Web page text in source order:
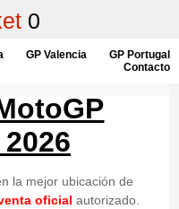
0
GP Valencia
GP Portugal
Contacto
la mejor ubicación de
oficial autorizado.